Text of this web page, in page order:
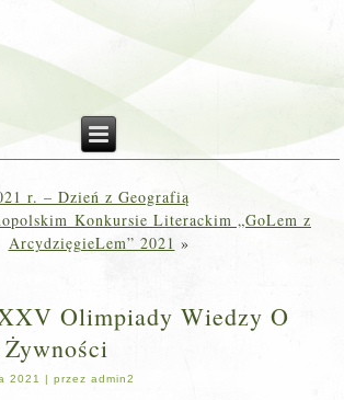
r. – Dzień z Geografią
Konkursie Literackim „GoLem z
ArcydzięgieLem” 2021 »
Olimpiady Wiedzy O
2021 |przez admin2